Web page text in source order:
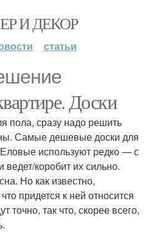
И ДЕКОР
статьи
Доски
пола, сразу надо решить
Самые дешевые доски для
используют редко — с
коробит их сильно.
Но как известно,
придется к ней относится
так что, скорее всего,